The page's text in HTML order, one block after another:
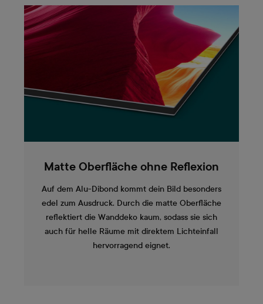
Matte Oberfläche ohne Reflexion
Auf dem Alu-Dibond kommt dein Bild besonders
edel zum Ausdruck. Durch die matte Oberfläche
reflektiert die Wanddeko kaum, sodass sie sich
auch für helle Räume mit direktem Lichteinfall
hervorragend eignet.